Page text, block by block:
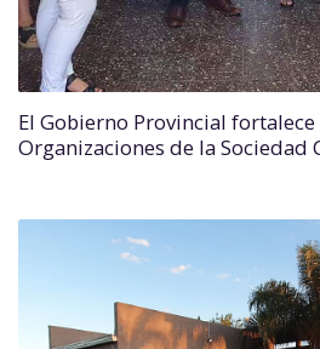
El Gobierno Provincial
Organizaciones de la Sociedad